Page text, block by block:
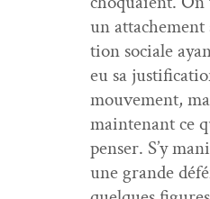
un
tion sociale
eu sa
mou­ve­ment,
main­tenant ce
penser. S’y
une grande